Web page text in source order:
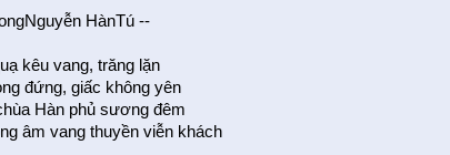
HànTú --
kêu vang, trăng lặn
đứng, giấc không yên
Hàn phủ sương đêm
âm vang thuyền viễn khách